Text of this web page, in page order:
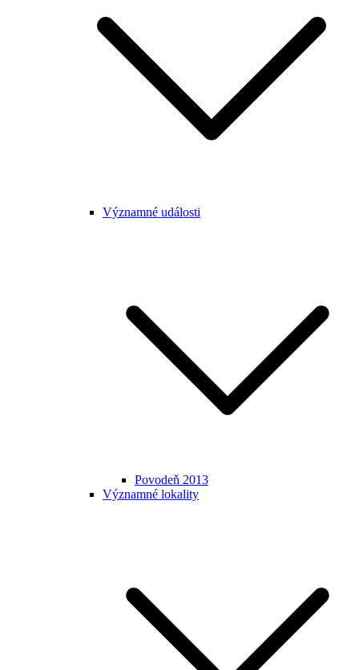
Významné události
Povodeň 2013
Významné lokality